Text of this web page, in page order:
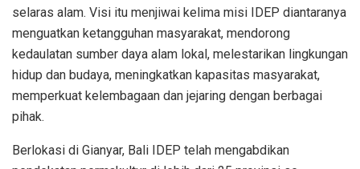
selaras alam. Visi itu menjiwai kelima misi IDEP diantaranya
menguatkan ketangguhan masyarakat, mendorong
kedaulatan sumber daya alam lokal, melestarikan lingkungan
hidup dan budaya, meningkatkan kapasitas masyarakat,
memperkuat kelembagaan dan jejaring dengan berbagai
pihak.
Berlokasi di Gianyar, Bali IDEP telah mengabdikan